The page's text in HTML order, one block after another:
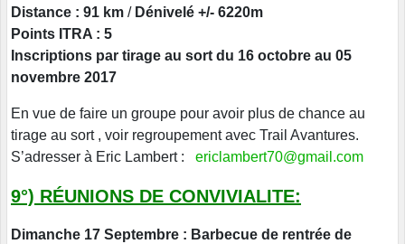
Distance : 91 km / Dénivelé +/- 6220m
Points ITRA : 5
Inscriptions par tirage au sort du 16 octobre au 05
novembre 2017
En vue de faire un groupe pour avoir plus de chance au
tirage au sort , voir regroupement avec Trail Avantures.
S’adresser à Eric Lambert : ericlambert70@gmail.com
9°) RÉUNIONS DE CONVIVIALITE:
Dimanche 17 Septembre : Barbecue de rentrée de